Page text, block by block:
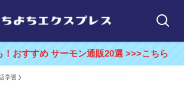
！おすすめ サーモン通販20選 >>>こちら
学習